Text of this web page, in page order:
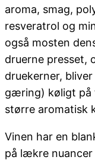
aroma, smag,
resveratrol og
også mosten
druerne presset,
druekerner,
gæring) køligt på
større aromatisk
Vinen har en
på lækre